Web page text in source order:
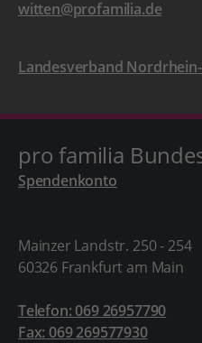
witten@profamilia.de
Landesverband
pro familia
Spendenkonto
Mainzer Landstr. 250 - 254
60326 Frankfurt am Main
Telefon: 069 26957790
Fax: 069 269577930